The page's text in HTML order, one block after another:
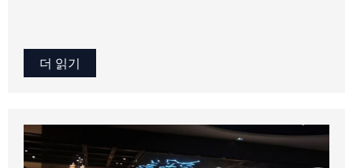
더 읽기